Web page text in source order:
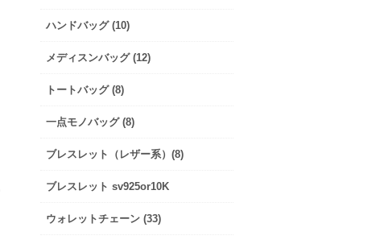
ハンドバッグ (10)
メディスンバッグ (12)
トートバッグ (8)
一点モノバッグ (8)
ブレスレット（レザー系）(8)
ブレスレット sv925or10K
ウォレットチェーン (33)